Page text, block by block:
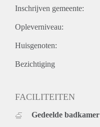
Inschrijven gemeente:
Opleverniveau:
Huisgenoten:
Bezichtiging
FACILITEITEN
Gedeelde badkamer